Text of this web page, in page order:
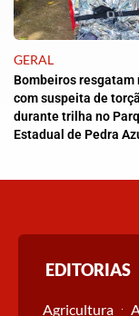
GERAL
Bombeiros resgatam
com suspeita de
durante trilha no
Estadual de Pedra
EDITORIAS
Agricultura